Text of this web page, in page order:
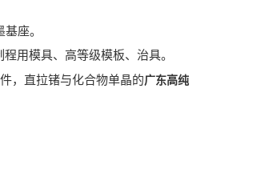
座。
用模具、高等级模板、治具。
，直拉锗与化合物单晶的广东高纯